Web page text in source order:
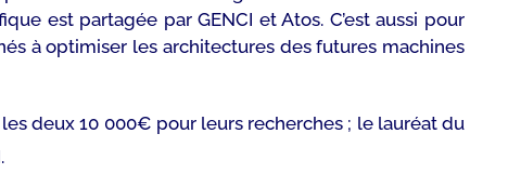
est partagée par GENCI et Atos. C’est aussi pour
à optimiser les architectures des futures machines
deux 10 000€ pour leurs recherches ; le lauréat du